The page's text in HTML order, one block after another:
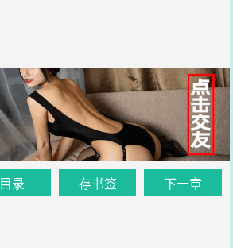
目录 存书签 下一章